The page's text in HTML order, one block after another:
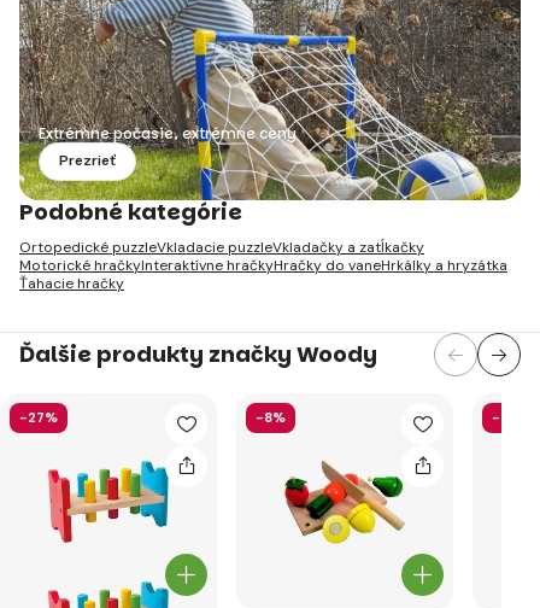
Extrémne počasie, extrémne ceny
Prezrieť
Podobné kategórie
Ortopedické puzzleVkladacie puzzleVkladačky a zatĺkačky
Motorické hračkyInteraktívne hračkyHračky do vaneHrkálky a hryzátka
Ťahacie hračky
Ďalšie produkty značky Woody
-27% -8% -22%